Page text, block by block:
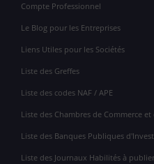
Compte Professionnel
Le Blog pour les Entreprises
Liens Utiles pour les Sociétés
Liste des Greffes
Liste des codes NAF / APE
Liste des Chambres de Commerce et
Liste des Banques Publiques
Liste des Journaux Habilités à